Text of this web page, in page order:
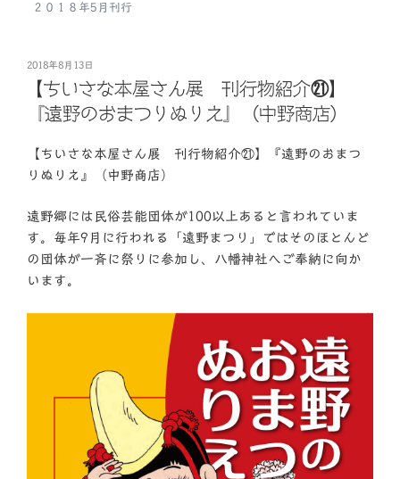
２０１８年5月刊行
投
日:
2018年8月13日
【ちいさな本屋さん展 刊行物紹介㉑】
『遠野のおまつりぬりえ』（中野商店）
【ちいさな本屋さん展 刊行物紹介㉑】『遠野のおまつ
りぬりえ』（中野商店）
遠野郷には民俗芸能団体が100以上あると言われていま
す。毎年9月に行われる「遠野まつり」ではそのほとんど
の団体が一斉に祭りに参加し、八幡神社へご奉納に向か
います。